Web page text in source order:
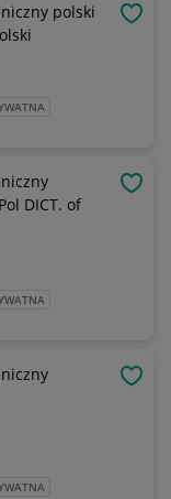
polski
DICT. of